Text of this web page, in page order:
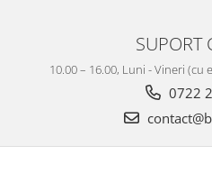
SUPORT
10.00 – 16.00, Luni - Vineri
0722